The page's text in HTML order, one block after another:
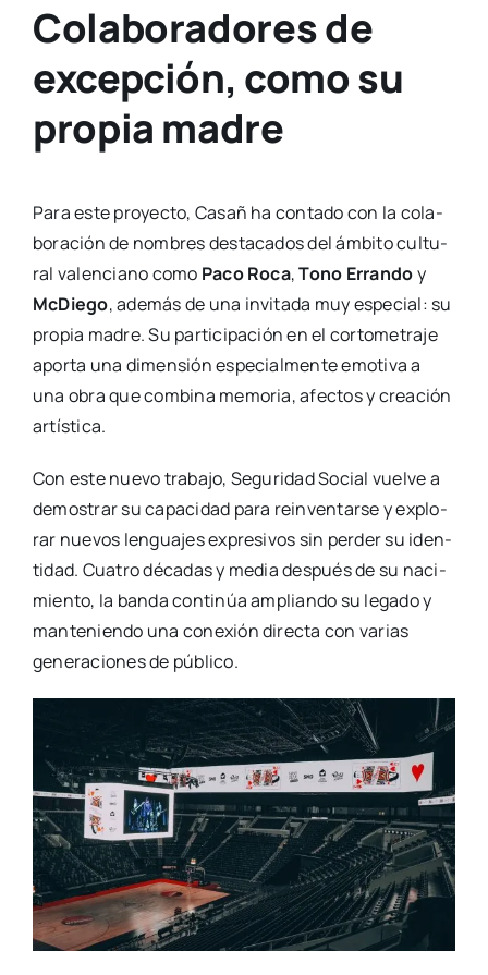
Colaboradores de
excepción, como su
propia madre
Para este pro­yec­to, Casañ ha con­ta­do con la cola­
bo­ra­ción de nom­bres des­ta­ca­dos del ámbi­to cul­tu­
ral valen­ciano como Paco Roca,Tono Erran­doy
McDie­go, ade­más de una invi­ta­da muy espe­cial: su
pro­pia madre. Su par­ti­ci­pa­ción en el cor­to­me­tra­je
apor­ta una dimen­sión espe­cial­men­te emo­ti­va a
una obra que com­bi­na memo­ria, afec­tos y crea­ción
artís­ti­ca.
Con este nue­vo tra­ba­jo, Segu­ri­dad Social vuel­ve a
demos­trar su capa­ci­dad para rein­ven­tar­se y explo­
rar nue­vos len­gua­jes expre­si­vos sin per­der su iden­
ti­dad. Cua­tro déca­das y media des­pués de su naci­
mien­to, la ban­da con­ti­núa amplian­do su lega­do y
man­te­nien­do una cone­xión direc­ta con varias
gene­ra­cio­nes de públi­co.